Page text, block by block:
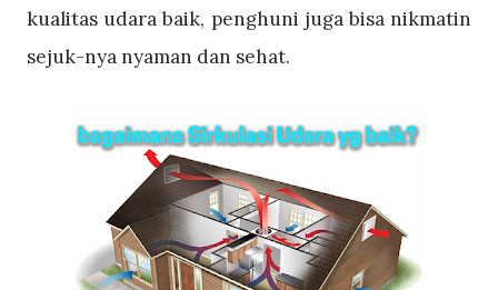
kualitas udara baik, penghuni juga bisa nikmatin
sejuk-nya nyaman dan sehat.